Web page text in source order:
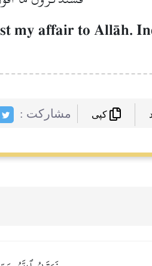
my affair to AllŒh.
مشاركت :